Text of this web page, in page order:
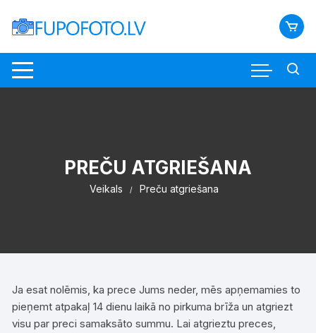
PREČU ATGRIEŠANA
Veikals Preču atgriešana
Ja esat nolēmis, ka prece Jums neder, mēs apņemamies to
pieņemt atpakaļ 14 dienu laikā no pirkuma brīža un atgriezt
visu par preci samaksāto summu. Lai atgrieztu preces,